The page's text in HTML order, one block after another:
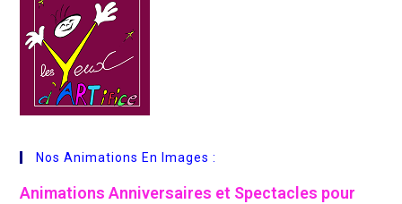
Nos Animations En Images :
Animations Anniversaires et Spectacles pour